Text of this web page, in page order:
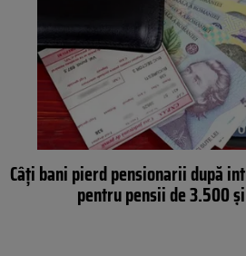
Câți bani pierd pensionarii după
pentru pensii de 3.500